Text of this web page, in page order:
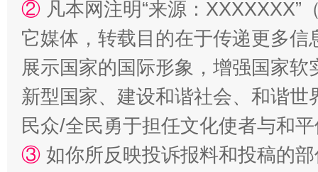
招工难、用工荒背后
② 凡本网注明“来源：
它媒体，转载目的在于传递更多
展示国家的国际形象，增强国家
新型国家、建设和谐社会、和谐
民众/全民勇于担任文化使者与和
③ 如你所反映投诉报料和投稿的